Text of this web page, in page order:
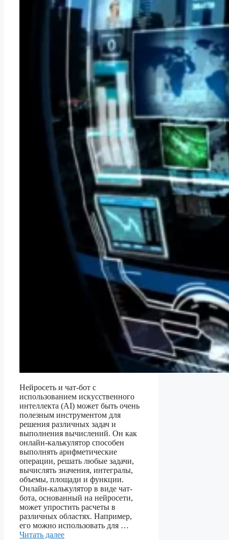
Нейросеть и чат-бот с
использованием искусственного
интеллекта (AI) может быть очень
полезным инструментом для
решения различных задач и
выполнения вычислений. Он как
онлайн-калькулятор способен
выполнять арифметические
операции, решать любые задачи,
вычислять значения, интегралы,
объемы, площади и функции.
Онлайн-калькулятор в виде чат-
бота, основанный на нейросети,
может упростить расчеты в
различных областях. Например,
его можно использовать для …
Читать далее